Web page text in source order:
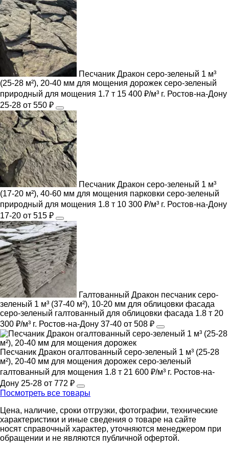
Песчаник Дракон серо-зеленый 1 м³
(25-28 м²), 20-40 мм для мощения дорожек серо-зеленый
природный для мощения 1.7 т 15 400 ₽/м³ г. Ростов-на-Дону
25-28 от 550 ₽
Песчаник Дракон серо-зеленый 1 м³
(17-20 м²), 40-60 мм для мощения парковки серо-зеленый
природный для мощения 1.8 т 10 300 ₽/м³ г. Ростов-на-Дону
17-20 от 515 ₽
Галтованный Дракон песчаник серо-
зеленый 1 м³ (37-40 м²), 10-20 мм для облицовки фасада
серо-зеленый галтованный для облицовки фасада 1.8 т 20
300 ₽/м³ г. Ростов-на-Дону 37-40 от 508 ₽
Песчаник Дракон огалтованный серо-зеленый 1 м³ (25-28
м²), 20-40 мм для мощения дорожек серо-зеленый
галтованный для мощения 1.8 т 21 600 ₽/м³ г. Ростов-на-
Дону 25-28 от 772 ₽
Посмотреть все товары
Цена, наличие, сроки отгрузки, фотографии, технические
характеристики и иные сведения о товаре на сайте
носят справочный характер, уточняются менеджером при
обращении и не являются публичной офертой.